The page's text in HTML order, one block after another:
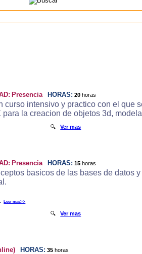
Presencia HORAS: 20 horas
curso intensivo y practico con el que
la creacion de objetos 3d,
🔍Ver mas
Presencia HORAS: 15 horas
basicos de las bases de datos
Leer mas>>
🔍Ver mas
HORAS: 35 horas